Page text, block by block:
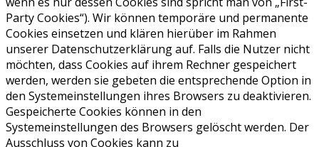
Party Cookies“). Wir können temporäre und permanente
Cookies einsetzen und klären hierüber im Rahmen
unserer Datenschutzerklärung auf. Falls die Nutzer nicht
möchten, dass Cookies auf ihrem Rechner gespeichert
werden, werden sie gebeten die entsprechende Option in
den Systemeinstellungen ihres Browsers zu deaktivieren.
Gespeicherte Cookies können in den
Systemeinstellungen des Browsers gelöscht werden. Der
Ausschluss von Cookies kann zu